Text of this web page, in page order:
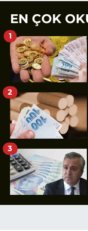
EN ÇOK
1
2
3